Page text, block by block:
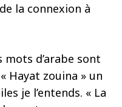
la connexion à
mots d’arabe sont
Hayat zouina » un
je l’entends. « La